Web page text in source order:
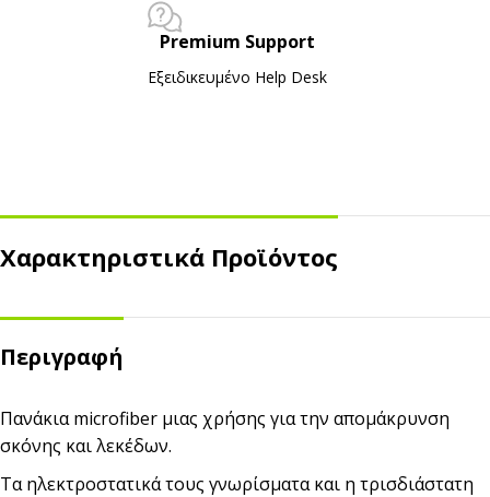
Premium Support
Εξειδικευμένο Ηelp Desk
Χαρακτηριστικά Προϊόντος
Περιγραφή
Πανάκια microfiber μιας χρήσης για την απομάκρυνση
σκόνης και λεκέδων.
Τα ηλεκτροστατικά τους γνωρίσματα και η τρισδιάστατη